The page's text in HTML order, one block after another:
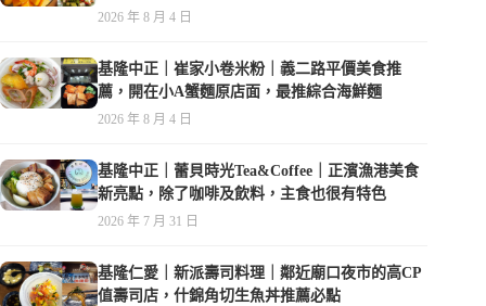
在水準之上
2026 年 8 月 4 日
基隆中正｜崔家小卷米粉｜義二路平價美食推
薦，開在小A蟹麵原店面，最推綜合海鮮麵
2026 年 8 月 4 日
基隆中正｜蕾貝時光Tea&Coffee｜正濱漁港美食
新亮點，除了咖啡及飲料，主食也很有特色
2026 年 7 月 31 日
基隆仁愛｜新派壽司料理｜鄰近廟口夜市的高CP
值壽司店，什錦角切生魚丼推薦必點